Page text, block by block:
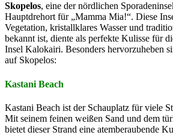
Skopelos, eine der nördlichen
Hauptdrehort für „Mamma Mia!“. Diese
Vegetation, kristallklares Wasser und
bekannt ist, diente als perfekte Kulisse für
Insel Kalokairi. Besonders hervorzuheben
auf Skopelos:
Kastani Beach
Kastani Beach ist der Schauplatz für viele
Mit seinem feinen weißen Sand und dem
bietet dieser Strand eine atemberaubende